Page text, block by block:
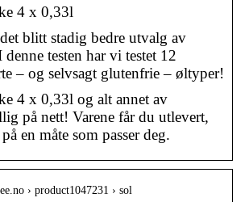
4 x 0,33l
blitt stadig bedre utvalg av
testen har vi testet 12
– og selvsagt glutenfrie – øltyper!
4 x 0,33l og alt annet av
på nett! Varene får du utlevert,
en måte som passer deg.
› product1047231 › sol